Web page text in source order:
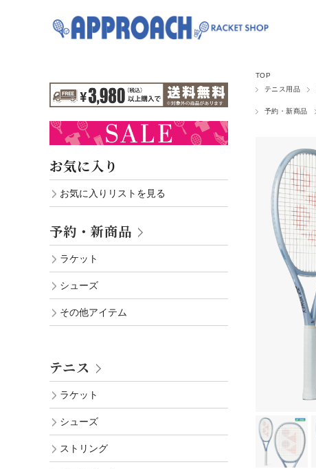
TOP
テニス用品
予約・新商品
お気に入り
お気に入りリストを見る
予約・新商品
ラケット
シューズ
その他アイテム
テニス
ラケット
シューズ
ストリング